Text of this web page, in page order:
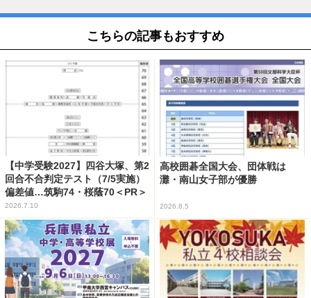
こちらの記事もおすすめ
【中学受験2027】四谷大塚、第2
回合不合判定テスト（7/5実施）
偏差値…筑駒74・桜蔭70＜PR＞
2026.7.10
高校囲碁全国大会、団体戦は
灘・南山女子部が優勝
2026.8.5